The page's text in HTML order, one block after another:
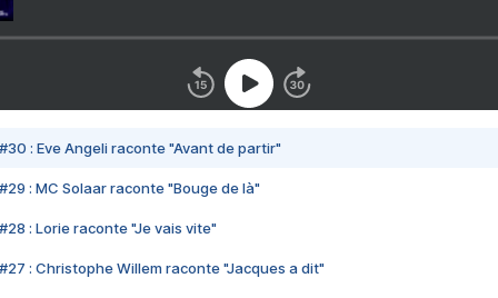
#30 : Eve Angeli raconte "Avant de partir"
#29 : MC Solaar raconte "Bouge de là"
#28 : Lorie raconte "Je vais vite"
#27 : Christophe Willem raconte "Jacques a dit"